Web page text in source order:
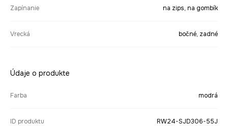
Zapínanie na zips, na gombík
Vrecká bočné, zadné
Údaje o produkte
Farba modrá
ID produktu RW24-SJD306-55J